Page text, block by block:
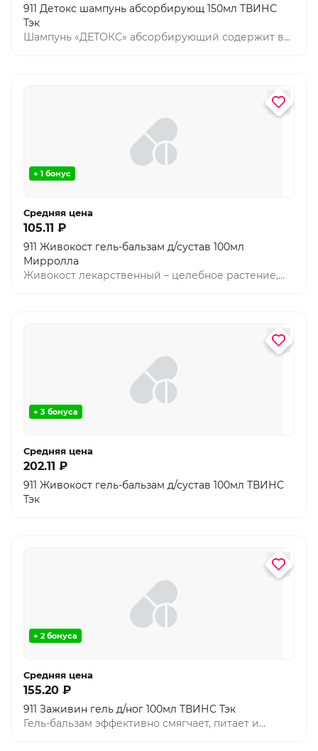
911 Детокс шампунь абсорбирующ 150мл ТВИНС
Тэк
Шампунь «ДЕТОКС» абсорбирующий содержит в
+ 1 бонус
Средняя цена
105.11 ₽
911 Живокост гель-бальзам д/сустав 100мл
Мирролла
Живокост лекарственный – целебное растение,
способствует уменьшению чувства скованности,
питает, улучшает обменные процессы и оказывает
тонизирующее действие на кожный покров.
+ 3 бонуса
Средняя цена
202.11 ₽
911 Живокост гель-бальзам д/сустав 100мл ТВИНС
Тэк
+ 2 бонуса
Средняя цена
155.20 ₽
911 Заживин гель д/ног 100мл ТВИНС Тэк
Гель-бальзам эффективно смягчает, питает и